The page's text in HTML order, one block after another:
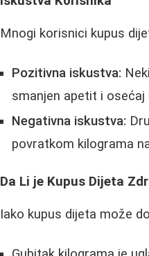
Mnogi korisnici kupus
Pozitivna iskustva:
smanjen apetit i osećaj
Negativna iskustva:
povratkom kilograma
Da Li je Kupus Dijeta
Iako kupus dijeta može